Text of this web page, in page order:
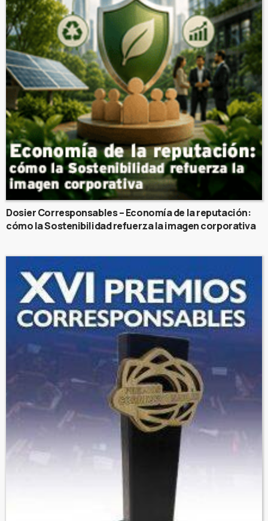
Dosier Corresponsables – Economía de la reputación:
cómo la Sostenibilidad refuerza la imagen corporativa